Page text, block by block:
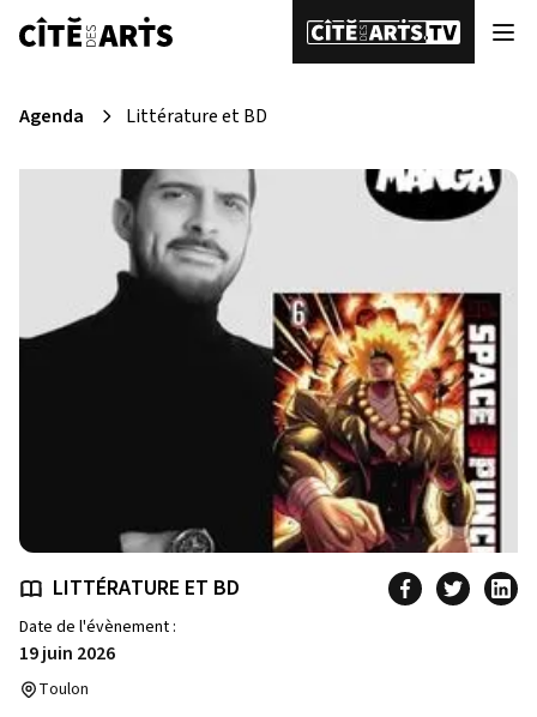
Agenda Littérature et BD
LITTÉRATURE ET BD
Date de l'évènement :
19 juin 2026
Toulon